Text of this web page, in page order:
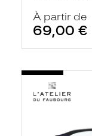
À partir de
69,00 €